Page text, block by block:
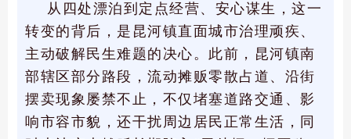
从四处漂泊到定点经营、安心谋生，这一
转变的背后，是昆河镇直面城市治理顽疾、
主动破解民生难题的决心。此前，昆河镇南
部辖区部分路段，流动摊贩零散占道、沿街
摆卖现象屡禁不止，不仅堵塞道路交通、影
响市容市貌，还干扰周边居民正常生活，同